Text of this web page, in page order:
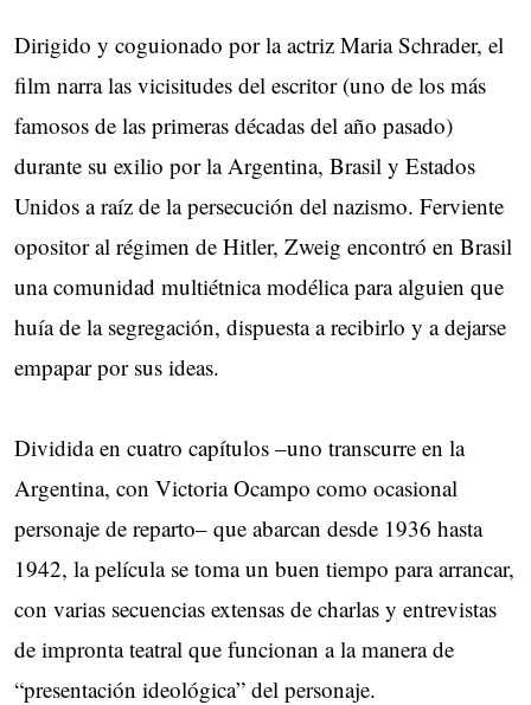
Dirigido y coguionado por la actriz Maria Schrader, el
film narra las vicisitudes del escritor (uno de los más
famosos de las primeras décadas del año pasado)
durante su exilio por la Argentina, Brasil y Estados
Unidos a raíz de la persecución del nazismo. Ferviente
opositor al régimen de Hitler, Zweig encontró en Brasil
una comunidad multiétnica modélica para alguien que
huía de la segregación, dispuesta a recibirlo y a dejarse
empapar por sus ideas.
Dividida en cuatro capítulos –uno transcurre en la
Argentina, con Victoria Ocampo como ocasional
personaje de reparto– que abarcan desde 1936 hasta
1942, la película se toma un buen tiempo para arrancar,
con varias secuencias extensas de charlas y entrevistas
de impronta teatral que funcionan a la manera de
“presentación ideológica” del personaje.